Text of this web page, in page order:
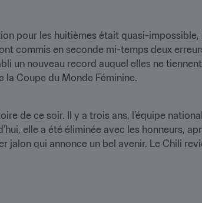
pour les huitièmes était quasi-
commis en seconde mi-temps deux
un nouveau record auquel elles ne
la Coupe du Monde Féminine.
de ce soir. Il y a trois ans, l’équipe
elle a été éliminée avec les honneurs,
jalon qui annonce un bel avenir. Le Chili